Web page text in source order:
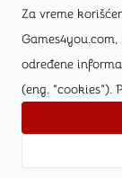
Za vreme
određene
(eng. "cookies").
Posetite
Zapratite